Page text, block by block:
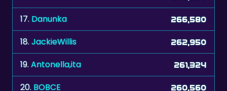
18. JackieWillis 262,950
19. Antonella,ita 261,324
20.BOBCE 260,560
21. ziamarta81 259,320